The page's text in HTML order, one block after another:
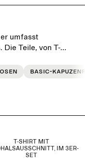
umfasst
Die Teile, von T-
einfaches Design
und Laune
Basic-
T-SHIRT MIT
IM 3ER-
SET